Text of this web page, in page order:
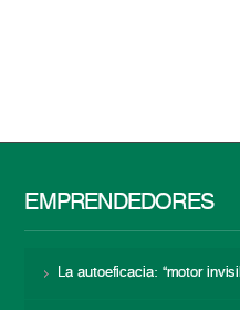
EMPRENDEDORES
La autoeficacia: “motor